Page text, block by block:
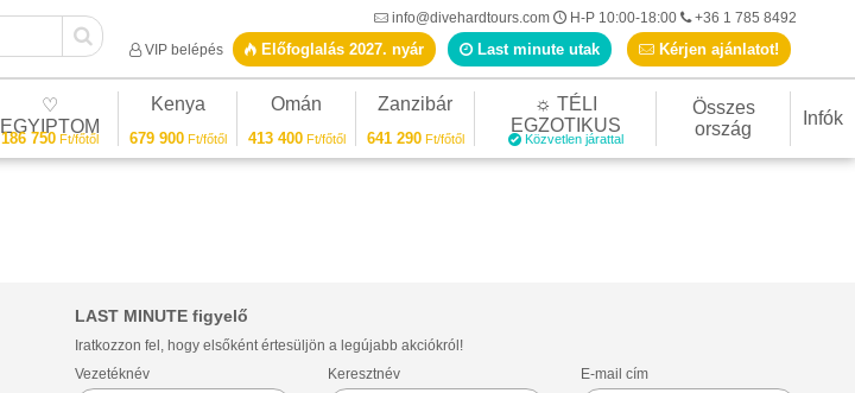
info@divehardtours.com H-P 10:00-18:00
+36 1 785 8492
VIP belépés
Előfoglalás 2027. nyár Last minute utak Kérjen ajánlatot!
♡
EGYIPTOM
186 750Ft/főtől
Kenya
679 900Ft/főtől
Omán
413 400Ft/főtől
Zanzibár
641 290Ft/főtől
☼ TÉLI
EGZOTIKUS
Közvetlen járattal
Összes
ország
Infók
LAST MINUTE figyelő
Iratkozzon fel, hogy elsőként értesüljön a legújabb akciókról!
Vezetéknév
Keresztnév E-mail cím